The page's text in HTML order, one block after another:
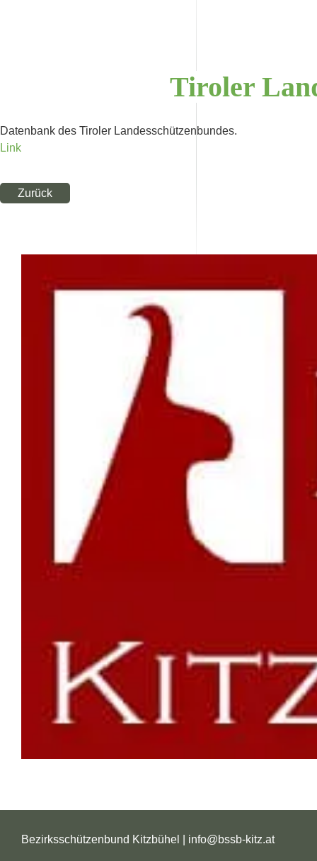
Tiroler
Datenbank des Tiroler Landesschützenbundes.
Link
Zurück
Bezirksschützenbund Kitzbühel | info@bssb-kitz.at